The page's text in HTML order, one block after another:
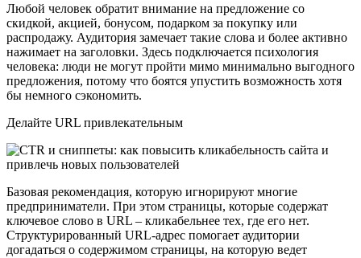
Любой человек обратит внимание на предложение со
скидкой, акцией, бонусом, подарком за покупку или
распродажу. Аудитория замечает такие слова и более активно
нажимает на заголовки. Здесь подключается психология
человека: люди не могут пройти мимо минимально выгодного
предложения, потому что боятся упустить возможность хотя
бы немного сэкономить.
Делайте URL привлекательным
Базовая рекомендация, которую игнорируют многие
предприниматели. При этом страницы, которые содержат
ключевое слово в URL – кликабельнее тех, где его нет.
Структурированный URL-адрес помогает аудитории
догадаться о содержимом страницы, на которую ведет